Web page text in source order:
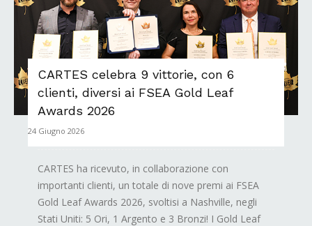
CARTES celebra 9 vittorie, con 6
clienti, diversi ai FSEA Gold Leaf
Awards 2026
24 Giugno 2026
CARTES ha ricevuto, in collaborazione con
importanti clienti, un totale di nove premi ai FSEA
Gold Leaf Awards 2026, svoltisi a Nashville, negli
Stati Uniti: 5 Ori, 1 Argento e 3 Bronzi! I Gold Leaf